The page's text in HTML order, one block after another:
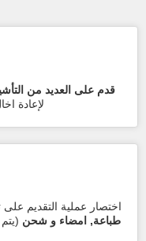
قدم على العديد من
لإعادة
اختصار عملية التقديم
طباعة, امضاء و شحن